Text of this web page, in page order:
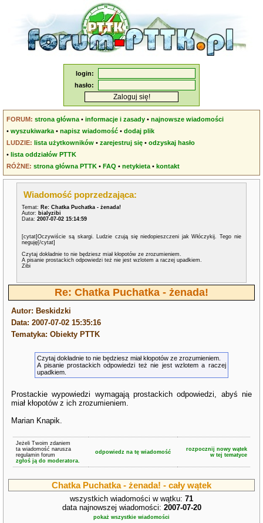
login:
hasło:
FORUM: strona główna •informacje i zasady •najnowsze wiadomości
•wyszukiwarka •napisz wiadomość •dodaj plik
LUDZIE: lista użytkowników •zarejestruj się •odzyskaj hasło
•lista oddziałów PTTK
RÓŻNE: strona główna PTTK •FAQ •netykieta •kontakt
Wiadomość poprzedzająca:
Temat: Re: Chatka Puchatka - żenada!
Autor: bialyzibi
Data:2007-07-02 15:14:59
[cytat]Oczywiście są skargi. Ludzie czują się niedopieszczeni jak Włóczykij. Tego nie
neguję[/cytat]
Czytaj dokładnie to nie będziesz miał kłopotów ze zrozumieniem.
A pisanie prostackich odpowiedzi też nie jest wzlotem a raczej upadkiem.
Zibi
Re: Chatka Puchatka - żenada!
Autor: Beskidzki
Data: 2007-07-02 15:35:16
Tematyka: Obiekty PTTK
Czytaj dokładnie to nie będziesz miał kłopotów ze zrozumieniem.
A pisanie prostackich odpowiedzi też nie jest wzlotem a raczej
upadkiem.
Prostackie wypowiedzi wymagają prostackich odpowiedzi, abyś nie
miał kłopotów z ich zrozumieniem.
Marian Knapik.
Jeżeli Twoim zdaniem
ta wiadomość narusza
regulamin forum
zgłoś ją do moderatora.
odpowiedz na tę wiadomość
rozpocznij nowy wątek
w tej tematyce
Chatka Puchatka - żenada! - cały wątek
wszystkich wiadomości w wątku: 71
data najnowszej wiadomości: 2007-07-20
pokaż wszystkie wiadomości